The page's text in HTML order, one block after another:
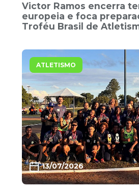
Victor Ramos encerra
europeia e foca
Troféu Brasil de
ATLETISMO
13/07/2026